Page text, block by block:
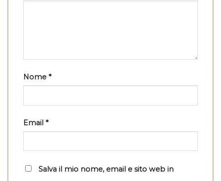
Nome *
Email *
Salva il mio nome, email e sito web in